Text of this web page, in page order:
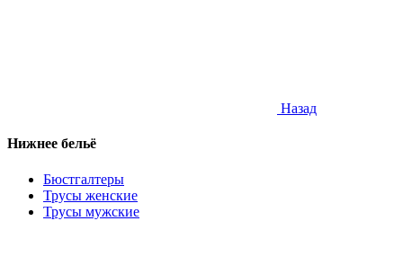
Назад
Нижнее бельё
Бюстгалтеры
Трусы женские
Трусы мужские